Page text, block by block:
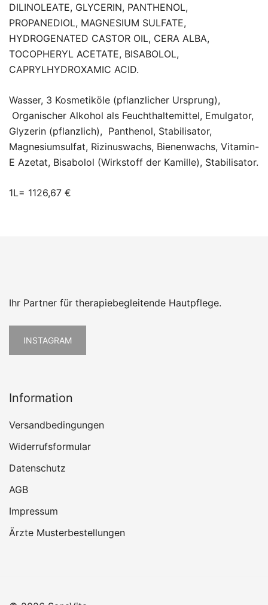
DILINOLEATE, GLYCERIN, PANTHENOL,
PROPANEDIOL, MAGNESIUM SULFATE,
HYDROGENATED CASTOR OIL, CERA ALBA,
TOCOPHERYL ACETATE, BISABOLOL,
CAPRYLHYDROXAMIC ACID.
Wasser, 3 Kosmetiköle (pflanzlicher Ursprung),
Organischer Alkohol als Feuchthaltemittel, Emulgator,
Glyzerin (pflanzlich), Panthenol, Stabilisator,
Magnesiumsulfat, Rizinuswachs, Bienenwachs, Vitamin-
E Azetat, Bisabolol (Wirkstoff der Kamille), Stabilisator.
1L= 1126,67 €
Ihr Partner für therapiebegleitende Hautpflege.
INSTAGRAM
Information
Versandbedingungen
Widerrufsformular
Datenschutz
AGB
Impressum
Ärzte Musterbestellungen